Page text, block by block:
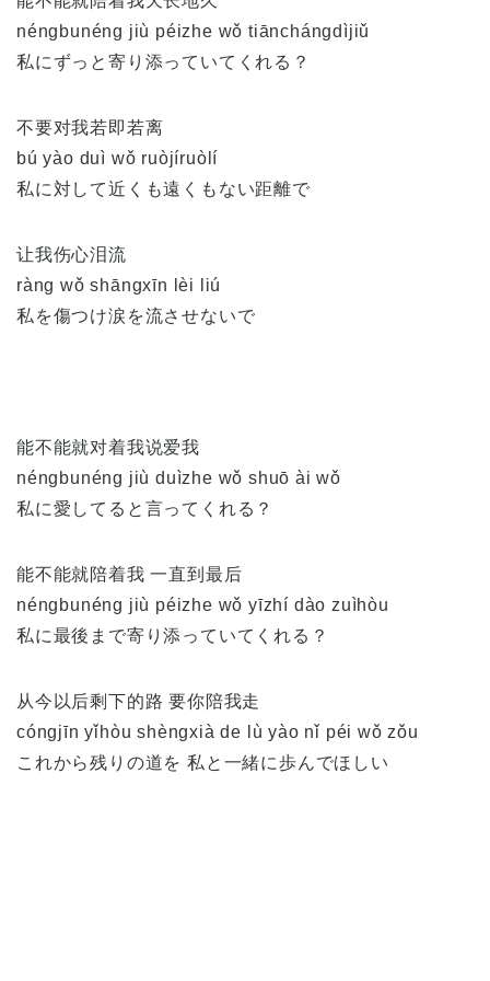
néngbunéng jiù péizhe wǒ tiānchángdìjiǔ
私にずっと寄り添っていてくれる？
不要对我若即若离
bú yào duì wǒ ruòjíruòlí
私に対して近くも遠くもない距離で
让我伤心泪流
ràng wǒ shāngxīn lèi liú
私を傷つけ涙を流させないで
能不能就对着我说爱我
néngbunéng jiù duìzhe wǒ shuō ài wǒ
私に愛してると言ってくれる？
能不能就陪着我 一直到最后
néngbunéng jiù péizhe wǒ yīzhí dào zuìhòu
私に最後まで寄り添っていてくれる？
从今以后剩下的路 要你陪我走
cóngjīn yǐhòu shèngxià de lù yào nǐ péi wǒ zǒu
これから残りの道を 私と一緒に歩んでほしい